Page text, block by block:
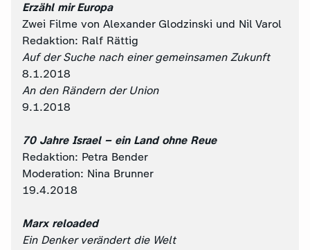
Erzähl mir Europa
Zwei Filme von Alexander Glodzinski und Nil Varol
Redaktion: Ralf Rättig
Auf der Suche nach einer gemeinsamen Zukunft
8.1.2018
An den Rändern der Union
9.1.2018
70 Jahre Israel – ein Land ohne Reue
Redaktion: Petra Bender
Moderation: Nina Brunner
19.4.2018
Marx reloaded
Ein Denker verändert die Welt